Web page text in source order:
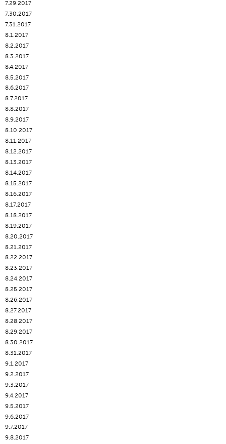
7.29.2017
7.30.2017
7.31.2017
8.1.2017
8.2.2017
8.3.2017
8.4.2017
8.5.2017
8.6.2017
8.7.2017
8.8.2017
8.9.2017
8.10.2017
8.11.2017
8.12.2017
8.13.2017
8.14.2017
8.15.2017
8.16.2017
8.17.2017
8.18.2017
8.19.2017
8.20.2017
8.21.2017
8.22.2017
8.23.2017
8.24.2017
8.25.2017
8.26.2017
8.27.2017
8.28.2017
8.29.2017
8.30.2017
8.31.2017
9.1.2017
9.2.2017
9.3.2017
9.4.2017
9.5.2017
9.6.2017
9.7.2017
9.8.2017